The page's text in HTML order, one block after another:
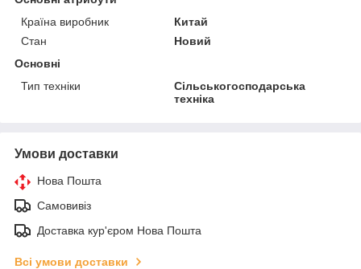
Країна виробник
Китай
Стан
Новий
Основні
Тип техніки
Сільськогосподарська
техніка
Умови доставки
Нова Пошта
Самовивіз
Доставка кур'єром Нова Пошта
Всі умови доставки